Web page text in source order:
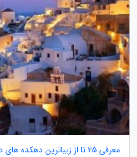
معرفی 25 تا از زیباترین دهکده های دنیا و شهرهای کوچک بهشتی